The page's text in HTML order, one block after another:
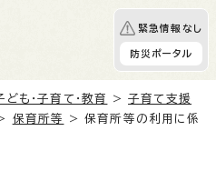
緊急情報なし
防災ポータル
ども・子育て・教育 >子育て支援
保育所等
> 保育所等の利用に係